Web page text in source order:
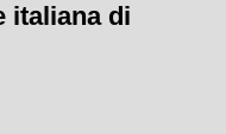
italiana di